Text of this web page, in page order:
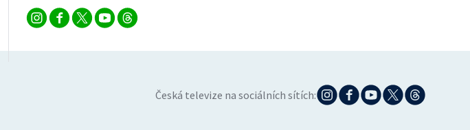
Česká televize na sociálních sítích: